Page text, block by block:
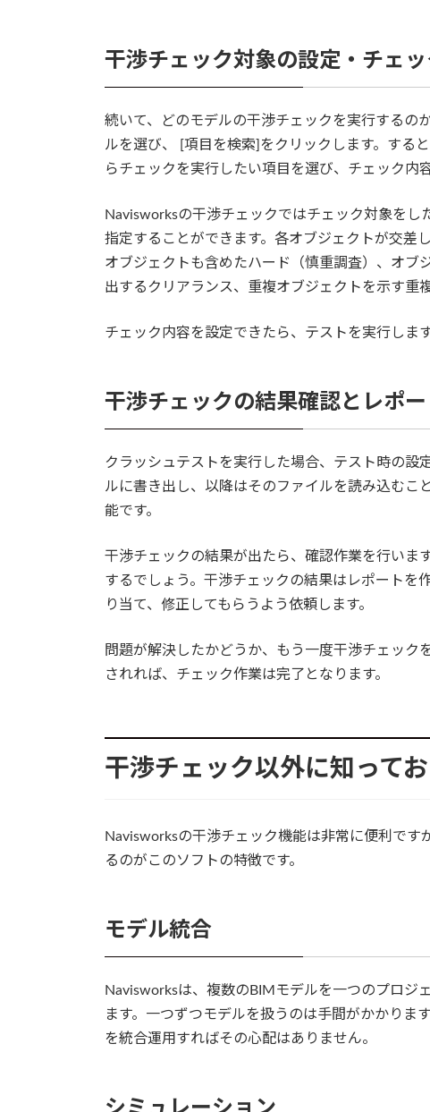
干渉チェック対象の設定・チェ
続いて、どのモデルの干渉チェックを実行するの
ルを選び、 [項目を検索]をクリックします。する
らチェックを実行したい項目を選び、チェック内
Navisworksの干渉チェックではチェック対象をし
指定することができます。各オブジェクトが交差
オブジェクトも含めたハード（慎重調査）、オブ
出するクリアランス、重複オブジェクトを示す重
チェック内容を設定できたら、テストを実行します
干渉チェックの結果確認とレポ
クラッシュテストを実行した場合、テスト時の設
ルに書き出し、以降はそのファイルを読み込むこ
能です。
干渉チェックの結果が出たら、確認作業を行いま
するでしょう。干渉チェックの結果はレポートを
り当て、修正してもらうよう依頼します。
問題が解決したかどうか、もう一度干渉チェック
されれば、チェック作業は完了となります。
干渉チェック以外に知って
Navisworksの干渉チェック機能は非常に便利です
るのがこのソフトの特徴です。
モデル統合
Navisworksは、複数のBIMモデルを一つのプロジ
ます。一つずつモデルを扱うのは手間がかかりま
を統合運用すればその心配はありません。